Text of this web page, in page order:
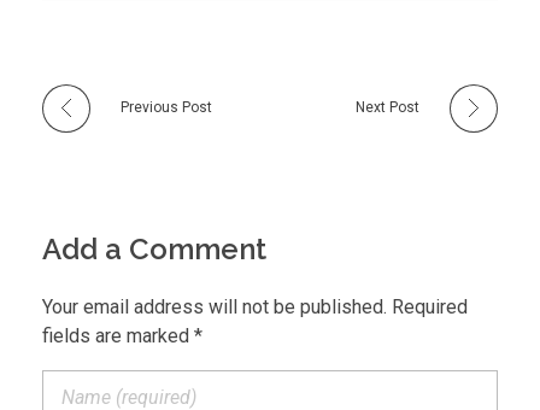
Previous Post Next Post
Add a Comment
Your email address will not be published. Required
fields are marked *